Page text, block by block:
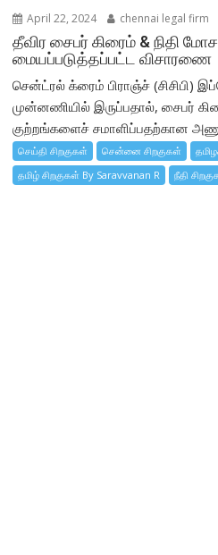
April 22, 2024 chennai legal firm
தீவிர சைபர் கிரைம் & நிதி
மையப்படுத்தப்பட்ட விசாரணை
சென்ட்ரல் க்ரைம் பிராஞ்ச் (சிசிபி)
முன்னணியில் இருப்பதால், சைபர்
குற்றங்களைச் சமாளிப்பதற்கான
செய்தி சிறகுகள் சென்னை சிறகுகள்
தமிழ் சிறகுகள் By Saravvanan R
நீதி